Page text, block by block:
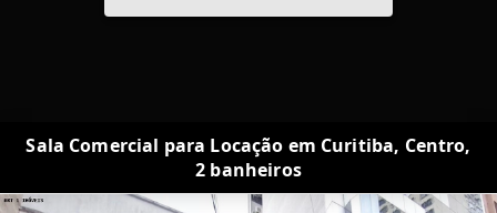
Sala Comercial para Locação em Curitiba, Centro,
2 banheiros